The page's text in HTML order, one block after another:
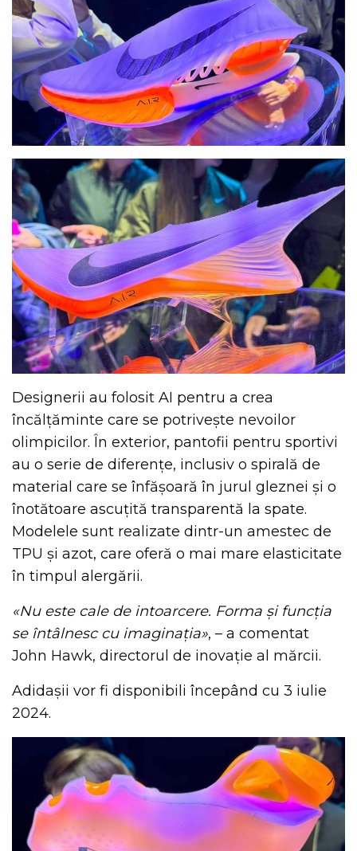
Designerii au folosit AI pentru a crea
încălțăminte care se potrivește nevoilor
olimpicilor. În exterior, pantofii pentru sportivi
au o serie de diferențe, inclusiv o spirală de
material care se înfășoară în jurul gleznei și o
înotătoare ascuțită transparentă la spate.
Modelele sunt realizate dintr-un amestec de
TPU și azot, care oferă o mai mare elasticitate
în timpul alergării.
«Nu este cale de intoarcere. Forma și funcția
se întâlnesc cu imaginația», – a comentat
John Hawk, directorul de inovație al mărcii.
Adidașii vor fi disponibili începând cu 3 iulie
2024.